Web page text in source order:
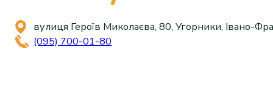
вулиця Героїв Миколаєва, 80, Угорники, Івано-
(095) 700-01-80